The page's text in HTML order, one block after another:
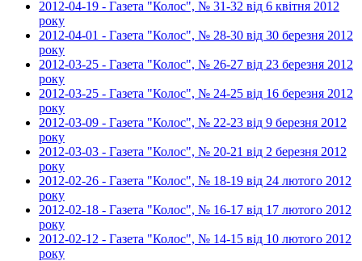
2012-04-19 - Газета "Колос", № 31-32 від 6 квітня 2012
року
2012-04-01 - Газета "Колос", № 28-30 від 30 березня 2012
року
2012-03-25 - Газета "Колос", № 26-27 від 23 березня 2012
року
2012-03-25 - Газета "Колос", № 24-25 від 16 березня 2012
року
2012-03-09 - Газета "Колос", № 22-23 від 9 березня 2012
року
2012-03-03 - Газета "Колос", № 20-21 від 2 березня 2012
року
2012-02-26 - Газета "Колос", № 18-19 від 24 лютого 2012
року
2012-02-18 - Газета "Колос", № 16-17 від 17 лютого 2012
року
2012-02-12 - Газета "Колос", № 14-15 від 10 лютого 2012
року